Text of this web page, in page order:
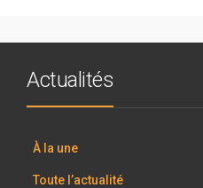
Actualités
À la une
Toute l’actualité